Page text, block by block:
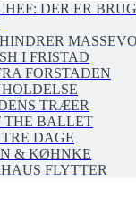
DER ER
I FRISTAD
FORSTADEN
TRÆER
THE BALLET
DAGE
& KØHNKE
FLYTTER